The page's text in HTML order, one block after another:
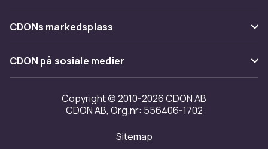
Tilbakekallinger
Varemerker
Om oss
Kundeanmeldelser
Jobbe på CDON
Investor relations
Tilgjengelighet
CDONs markedsplass
Merchant Help Center
CDON på sosiale medier
Copyright © 2010-2026 CDON AB
CDON AB, Org.nr: 556406-1702
Sitemap